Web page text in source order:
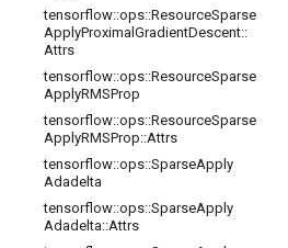
tensorflow::ops::ResourceSparse
ApplyProximal GradientDescent::
Attrs
tensorflow::ops::ResourceSparse
ApplyRMSProp
tensorflow::ops::ResourceSparse
ApplyRMSProp::Attrs
tensorflow::ops::SparseApply
Adadelta
tensorflow::ops::SparseApply
Adadelta::Attrs